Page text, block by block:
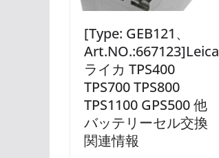
[Type: GEB121、
Art.NO.:667123]Leica
ライカ TPS400
TPS700 TPS800
TPS1100 GPS500 他
バッテリーセル交換
関連情報